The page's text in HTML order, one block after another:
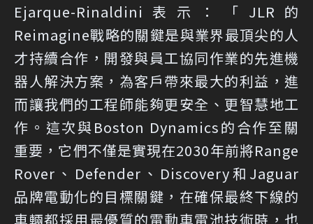
Ejarque-Rinaldini表示：「JLR的
Reimagine戰略的關鍵是與業界最頂尖的人
才持續合作，開發與員工協同作業的先進機
器人解決方案，為客戶帶來最大的利益，進
而讓我們的工程師能夠更安全、更智慧地工
作。這次與Boston Dynamics的合作至關
重要，它們不僅是實現在2030年前將Range
Rover、Defender、Discovery和Jaguar
品牌電動化的目標關鍵，在確保最終下線的
車輛都採用最優質的電動車電池技術時，也